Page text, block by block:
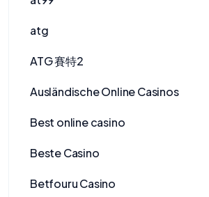
atg
ATG 賽特2
Ausländische Online Casinos
Best online casino
Beste Casino
Betfouru Casino